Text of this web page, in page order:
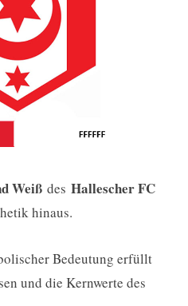
Weiß des Hallescher FC
hinaus.
Bedeutung erfüllt
und die Kernwerte des